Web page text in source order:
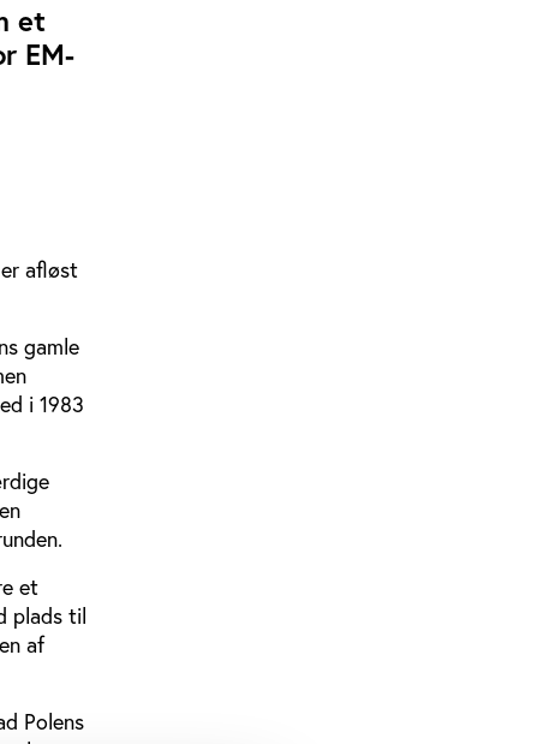
et
EM-
afløst
gamle
i 1983
et
plads til
af
Polens